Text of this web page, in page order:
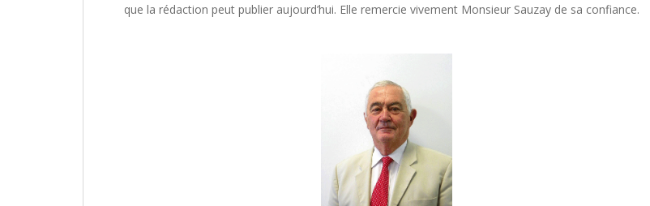
que la rédaction peut publier aujourd’hui. Elle remercie vivement Monsieur Sauzay de sa confiance.